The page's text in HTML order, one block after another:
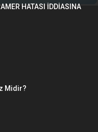
HATASI İDDİASINA
Midir?